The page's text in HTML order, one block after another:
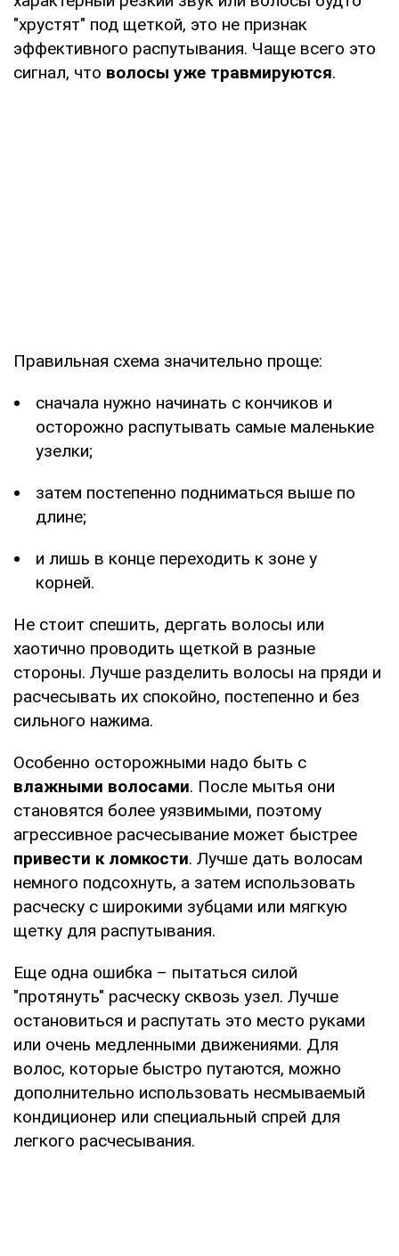
"хрустят" под щеткой, это не признак
эффективного распутывания. Чаще всего это
сигнал, что волосы уже травмируются.
Правильная схема значительно проще:
сначала нужно начинать с кончиков и
осторожно распутывать самые маленькие
узелки;
затем постепенно подниматься выше по
длине;
и лишь в конце переходить к зоне у
корней.
Не стоит спешить, дергать волосы или
хаотично проводить щеткой в разные
стороны. Лучше разделить волосы на пряди и
расчесывать их спокойно, постепенно и без
сильного нажима.
Особенно осторожными надо быть с
влажными волосами. После мытья они
становятся более уязвимыми, поэтому
агрессивное расчесывание может быстрее
привести к ломкости. Лучше дать волосам
немного подсохнуть, а затем использовать
расческу с широкими зубцами или мягкую
щетку для распутывания.
Еще одна ошибка – пытаться силой
"протянуть" расческу сквозь узел. Лучше
остановиться и распутать это место руками
или очень медленными движениями. Для
волос, которые быстро путаются, можно
дополнительно использовать несмываемый
кондиционер или специальный спрей для
легкого расчесывания.